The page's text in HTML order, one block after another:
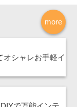
more
オシャレお手軽イ